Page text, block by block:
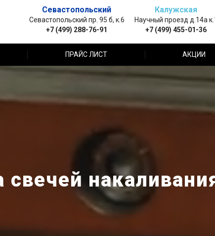
Севастопольский
Севастопольский пр. 95 б, к.6
+7 (499) 288-76-91
Калужская
Научный проезд д.14а
+7 (499) 455-01-36
ПРАЙС ЛИСТ АКЦИИ
свечей